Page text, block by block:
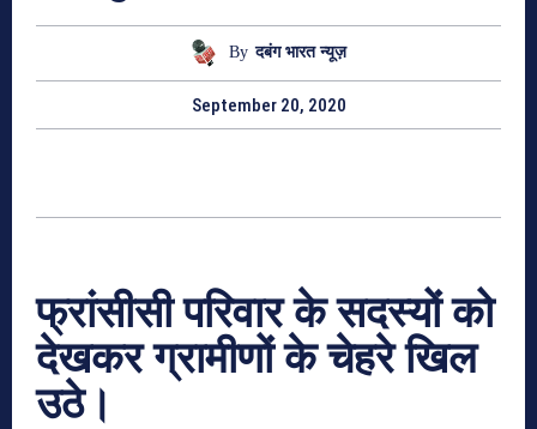
By दबंग भारत न्यूज़
September 20, 2020
फ्रांसीसी परिवार के सदस्यों को
देखकर ग्रामीणों के चेहरे खिल
उठे।